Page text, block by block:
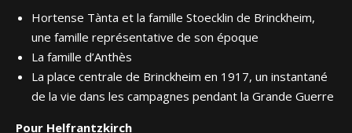
Hortense Tànta et la famille Stoecklin de Brinckheim,
une famille représentative de son époque
La famille d’Anthès
La place centrale de Brinckheim en 1917, un instantané
de la vie dans les campagnes pendant la Grande Guerre
Pour Helfrantzkirch